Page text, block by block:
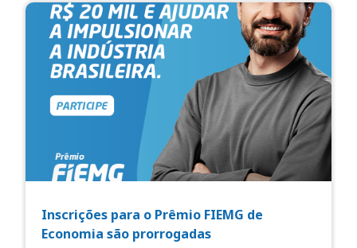
Inscrições para o Prêmio FIEMG de
Economia são prorrogadas